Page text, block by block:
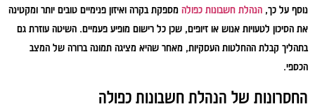
נוסף על כך, הנהלת חשבונות כפולה מספקת בקרה ואיזון פנימיים טובים יותר ומקטינה
את הסיכון לטעויות אנוש או זיופים, שכן כל רישום מופיע פעמיים. השיטה עוזרת גם
בתהליך קבלת ההחלטות העסקיות, מאחר שהיא מציגה תמונה ברורה של המצב
הכספי.
החסרונות של הנהלת חשבונות כפולה